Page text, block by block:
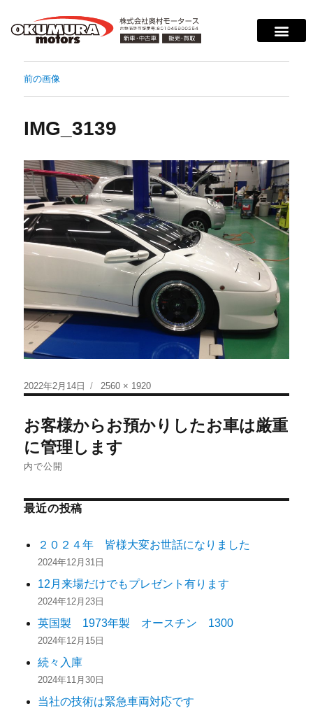
前の画像
IMG_3139
2022年2月14日 2560 × 1920
お客様からお預かりしたお車は厳重
に管理します
内で公開
最近の投稿
２０２４年 皆様大変お世話になりました
2024年12月31日
12月来場だけでもプレゼント有ります
2024年12月23日
英国製 1973年製 オースチン 1300
2024年12月15日
続々入庫
2024年11月30日
当社の技術は緊急車両対応です